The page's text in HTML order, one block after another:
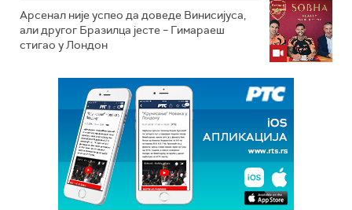
Арсенал није успео да доведе Винисијуса,
али другог Бразилца јесте – Гимараеш
стигао у Лондон